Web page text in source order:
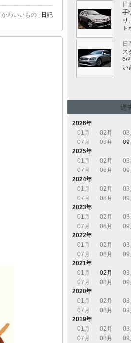
かわいいもの | 日記
日
手
り
ト
日
ス
6/
い
過
2026年
01月
02月 03
07月
08月 09
2025年
01月
02月 03
07月
08月 09
2024年
01月
02月 03
07月
08月 09
2023年
01月
02月 03
07月
08月 09
2022年
01月
02月 03
07月
08月 09
2021年
01月
02月 03
07月
08月 09
2020年
01月
02月 03
07月
08月 09
2019年
01月
02月 03
07月
08月 09